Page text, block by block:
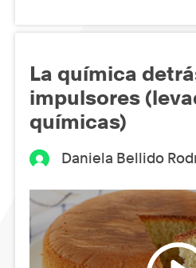
La química
impulsores
químicas)
Daniela Bellido